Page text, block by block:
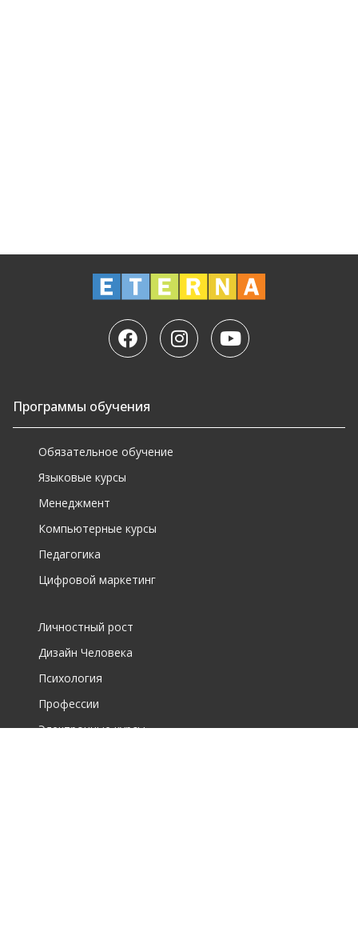
Программы обучения
Обязательное обучение
Языковые курсы
Менеджмент
Компьютерные курсы
Педагогика
Цифровой маркетинг
Личностный рост
Дизайн Человека
Психология
Профессии
Электронные курсы